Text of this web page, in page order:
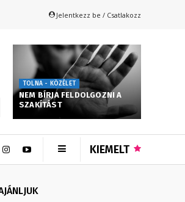
Jelentkezz be / Csatlakozz
TOLNA - KÖZÉLET
NEM BÍRJA FELDOLGOZNI A
SZAKÍTÁST
KIEMELT